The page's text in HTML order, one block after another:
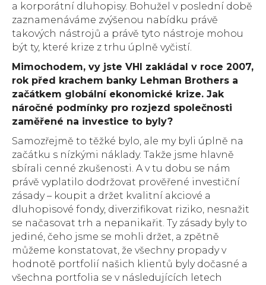
a korporátní dluhopisy. Bohužel v poslední době
zaznamenáváme zvýšenou nabídku právě
takových nástrojů a právě tyto nástroje mohou
být ty, které krize z trhu úplně vyčistí.
Mimochodem, vy jste VHI zakládal v roce 2007,
rok před krachem banky Lehman Brothers a
začátkem globální ekonomické krize. Jak
náročné podmínky pro rozjezd společnosti
zaměřené na investice to byly?
Samozřejmě to těžké bylo, ale my byli úplně na
začátku s nízkými náklady. Takže jsme hlavně
sbírali cenné zkušenosti. A v tu dobu se nám
právě vyplatilo dodržovat prověřené investiční
zásady – koupit a držet kvalitní akciové a
dluhopisové fondy, diverzifikovat riziko, nesnažit
se načasovat trh a nepanikařit. Ty zásady byly to
jediné, čeho jsme se mohli držet, a zpětně
můžeme konstatovat, že všechny propady v
hodnotě portfolií našich klientů byly dočasné a
všechna portfolia se v následujících letech